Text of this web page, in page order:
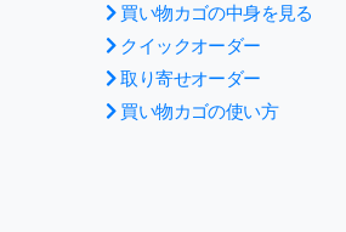
買い物カゴの中身を見る
クイックオーダー
取り寄せオーダー
買い物カゴの使い方